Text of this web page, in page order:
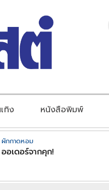
ทิง หนังสือพิมพ์
ผักกาดหอม
ออเดอร์จากคุก!